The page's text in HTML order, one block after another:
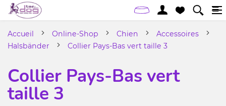
Accueil Online-Shop Chien
Accessoires
Halsbänder
Collier Pays-Bas vert taille 3
Collier Pays-Bas vert
taille 3